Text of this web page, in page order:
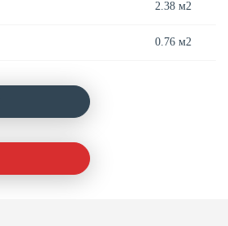
2.38 м2
0.76 м2